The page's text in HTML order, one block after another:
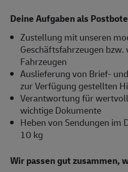
Deine Aufgaben als
Zustellung mit unseren
Geschäftsfahrzeugen
Fahrzeugen
Auslieferung von Brief-
zur Verfügung gestellten
Verantwortung für
wichtige Dokumente
Heben von Sendungen im
10 kg
Wir passen gut zusammen,